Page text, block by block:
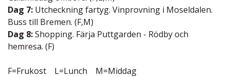
Dag 7: Utcheckning fartyg. Vinprovning i Moseldalen.
Buss till Bremen. (F,M)
Dag 8:Shopping. Färja Puttgarden - Rödby och
hemresa. (F)
F=Frukost L=Lunch M=Middag